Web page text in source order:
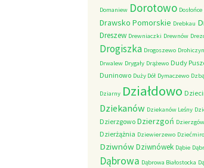
Domaniew Dorotowo Dosłońce
Drawsko Pomorskie Drebkau
Dreszew Drewniaczki Drewnów
Drogiszka Drogoszewo Drohiczyn
Drwalew Drygały Drążewo Dudy
Duninowo Duży Dół Dymaczewo
Dziarny Działdowo
Dziekanów Dziekanów Leśny
Dzierzgowo Dzierzgoń Dzierzgów
Dzierżążnia Dziewierzewo
DziwnówDziwnówek Dąbie
Dąbrowa Dąbrowa Białostocka